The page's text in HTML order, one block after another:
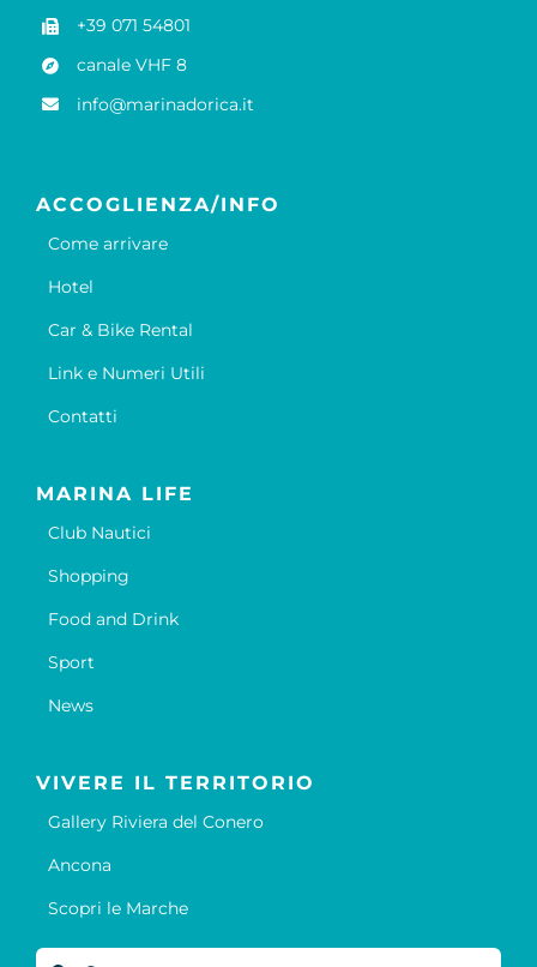
+39 071 54801
canale VHF 8
info@marinadorica.it
ACCOGLIENZA/INFO
Come arrivare
Hotel
Car & Bike Rental
Link e Numeri Utili
Contatti
MARINA LIFE
Club Nautici
Shopping
Food and Drink
Sport
News
VIVERE IL TERRITORIO
Gallery Riviera del Conero
Ancona
Scopri le Marche
Cerca